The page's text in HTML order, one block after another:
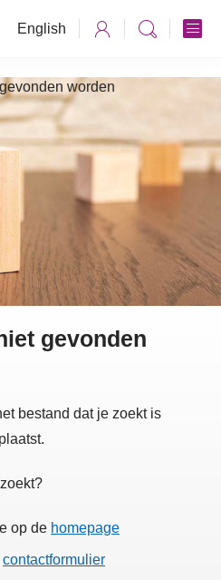
English
worden
gevonden
bestand dat je zoekt is
op de homepage
contactformulier